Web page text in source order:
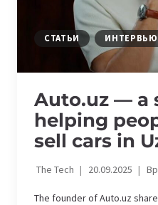
СТАТЬИ ИНТЕРВЬЮ
Auto.uz — a
helping
sell cars in
The Tech 20.09.2025
The founder of Auto.uz